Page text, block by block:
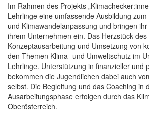
Im Rahmen des Projekts
Lehrlinge eine umfassende Ausbildung
und Klimawandelanpassung und bringen
ihrem Unternehmen ein. Das Herzstück
Konzeptausarbeitung und Umsetzung von
den Themen Klima- und Umweltschutz im
Lehrlinge. Unterstützung in finanzieller und
bekommen die Jugendlichen dabei auch
selbst. Die Begleitung und das Coaching in
Ausarbeitungsphase erfolgen durch das
Oberösterreich.